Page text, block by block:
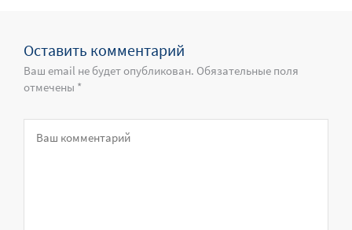
Оставить комментарий
Ваш email не будет опубликован. Обязательные поля
отмечены *